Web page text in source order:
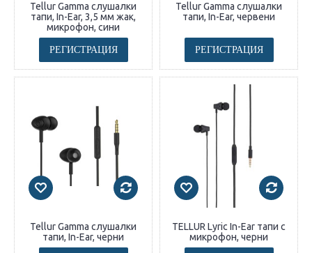
Tellur Gamma слушалки
тапи, In-Ear, 3,5 мм жак,
микрофон, сини
РЕГИСТРАЦИЯ
Tellur Gamma слушалки
тапи, In-Ear, червени
РЕГИСТРАЦИЯ
Tellur Gamma слушалки
тапи, In-Ear, черни
TELLUR Lyric In-Ear тапи с
микрофон, черни